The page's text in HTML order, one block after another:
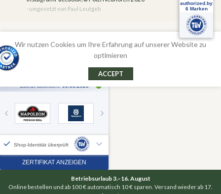
· umgesetzt von Paul Leutgeb
Wir nutzen Cookies um Ihre Erfahrung auf unserer Website zu
optimieren
ACCEPT
Alle Preise inkl. der gesetzlichen MwSt.
Betriebsurlaub 3.–16. August
Online bestellen und ab 100 € automatisch 10 € sparen. Versand wieder ab 17.